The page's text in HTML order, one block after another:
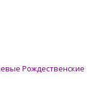
Рождественские